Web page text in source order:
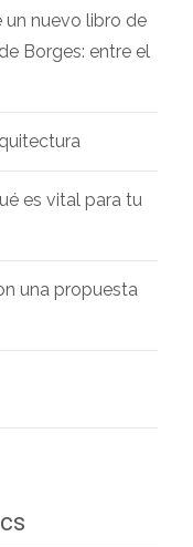
un nuevo libro de
Borges: entre el
es vital para tu
una propuesta